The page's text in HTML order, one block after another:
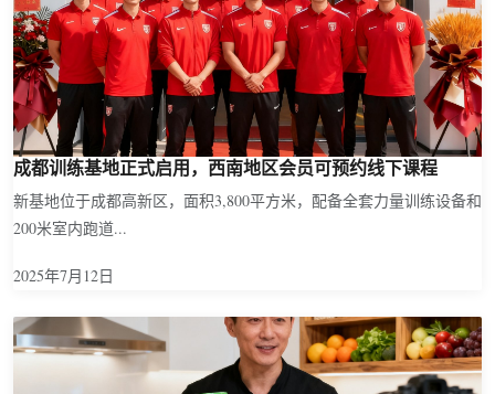
成都训练基地正式启用，西南地区会员可预约线下课程
新基地位于成都高新区，面积3,800平方米，配备全套力量训练设备和
200米室内跑道...
2025年7月12日